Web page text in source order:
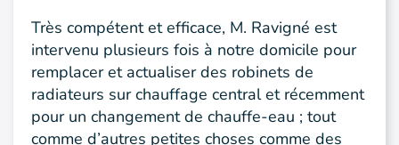
Très compétent et efficace, M. Ravigné est
intervenu plusieurs fois à notre domicile pour
remplacer et actualiser des robinets de
radiateurs sur chauffage central et récemment
pour un changement de chauffe-eau ; tout
comme d’autres petites choses comme des